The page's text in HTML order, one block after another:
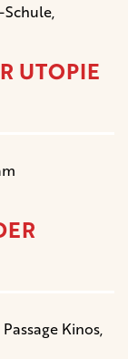
Schule,
UTOPIE
Kinos,